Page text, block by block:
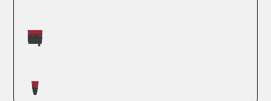
Máster impartidos por Daniel Román Barker